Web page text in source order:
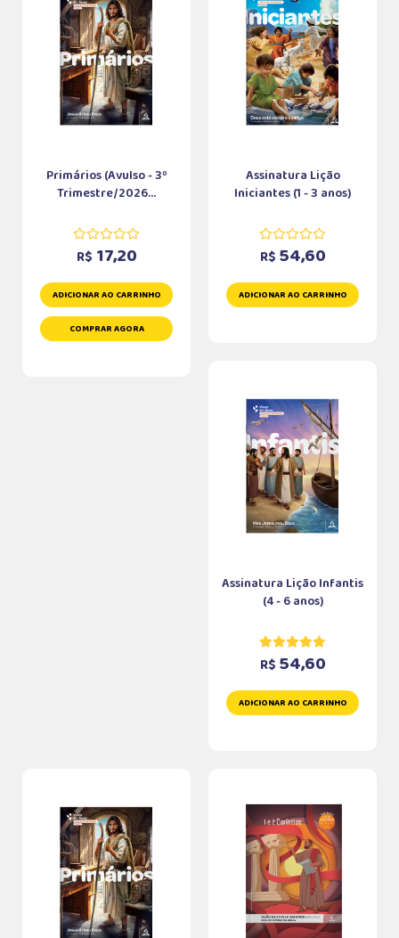
Primários (Avulso - 3º
Trimestre/2026...
R$ 17,20
ADICIONAR AO CARRINHO
COMPRAR AGORA
Assinatura Lição
Iniciantes (1 - 3 anos)
R$ 54,60
ADICIONAR AO CARRINHO
Assinatura Lição Infantis
(4 - 6 anos)
R$ 54,60
ADICIONAR AO CARRINHO